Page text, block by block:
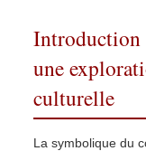
Introduction
une
culturelle
La symbolique du